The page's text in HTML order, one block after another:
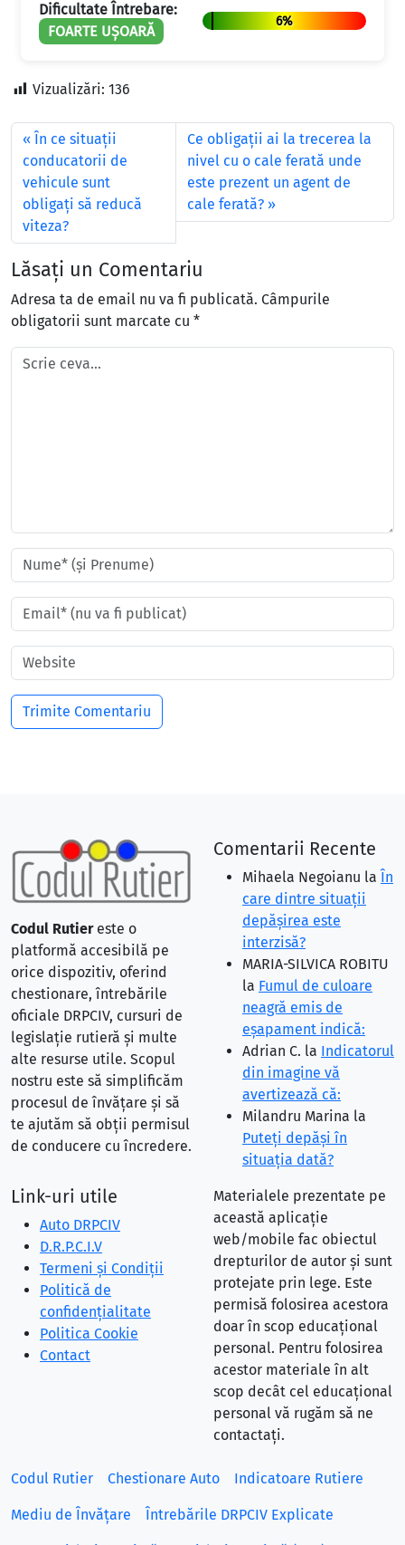
Dificultate Întrebare:
FOARTE UȘOARĂ
6%
Vizualizări: 136
În ce situaţii
conducatorii de
vehicule sunt
obligaţi să reducă
viteza?
Ce obligaţii ai la trecerea la
nivel cu o cale ferată unde
este prezent un agent de
cale ferată?
Lăsați un Comentariu
Adresa ta de email nu va fi publicată. Câmpurile
obligatorii sunt marcate cu *
Codul Rutiereste o
platformă accesibilă pe
orice dispozitiv, oferind
chestionare, întrebările
oficiale DRPCIV, cursuri de
legislație rutieră și multe
alte resurse utile. Scopul
nostru este să simplificăm
procesul de învățare și să
te ajutăm să obții permisul
de conducere cu încredere.
Comentarii Recente
Mihaela Negoianu la În
care dintre situaţii
depăşirea este
interzisă?
MARIA-SILVICA ROBITU
la Fumul de culoare
neagră emis de
eşapament indică:
Adrian C. la Indicatorul
din imagine vă
avertizează că:
Milandru Marina la
Puteţi depăşi în
situaţia dată?
Link-uri utile
Auto DRPCIV
D.R.P.C.I.V
Termeni și Condiții
Politică de
confidențialitate
Politica Cookie
Contact
Materialele prezentate pe
această aplicație
web/mobile fac obiectul
drepturilor de autor și sunt
protejate prin lege. Este
permisă folosirea acestora
doar în scop educațional
personal. Pentru folosirea
acestor materiale în alt
scop decât cel educațional
personal vă rugăm să ne
contactați.
Codul Rutier Chestionare Auto Indicatoare Rutiere
Mediu de Învățare Întrebările DRPCIV Explicate